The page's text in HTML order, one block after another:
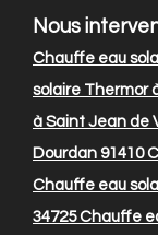
Nous
Chauffe eau
solaire Thermor
à Saint Jean de
Dourdan 91410
Chauffe eau
34725Chauffe